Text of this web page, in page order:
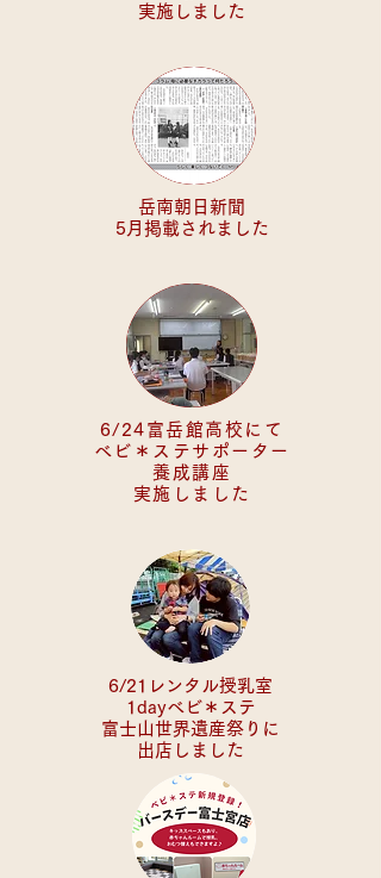
実施しました
岳南朝日新聞
5月掲載されました
6/24富岳館高校にて
べビ＊ステサポーター
養成講座
実施しました
6/21レンタル授乳室
1dayべビ＊ステ
富士山世界遺産祭りに
​出店しました